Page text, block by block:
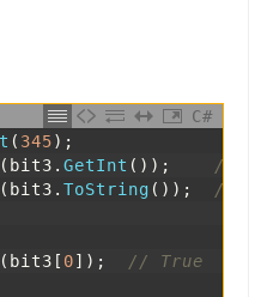
C#
( 345) ;
( bit3 . GetInt ( ) ) ;
//
( bit3 . ToString ( ) ) ; //
( bit3 [ 0] ) ; // True